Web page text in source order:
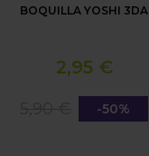
BOQUILLA YOSHI 3DA
2,95 €
-50%